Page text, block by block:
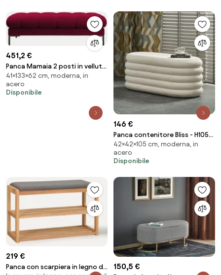
451,2 €
Panca Mamaia 2 posti in velluto
Bluvel gambe nere - L133cm
41×133×62 cm, moderna, in
acero
Disponibile
146 €
Panca contenitore Bliss - H105
cm
42×42×105 cm, moderna, in
acero
Disponibile
219 €
Panca con scarpiera in legno di
150,5 €